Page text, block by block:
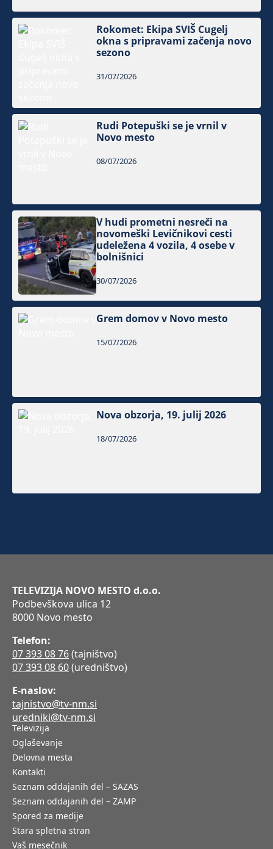
Rokomet: Ekipa SVIŠ Cugelj
okna s pripravami začenja novo
sezono
31/07/2026
Rudi Potepuški se je vrnil v
Novo mesto
08/07/2026
V hudi prometni nesreči na
novomeški Levičnikovi cesti
udeležena 4 vozila, 4 osebe v
bolnišnici
30/07/2026
Grem domov v Novo mesto
15/07/2026
Nova obzorja, 19. julij 2026
18/07/2026
TELEVIZIJA NOVO MESTO d.o.o.
Podbevškova ulica 12
8000 Novo mesto
Telefon:
07 393 08 76(tajništvo)
07 393 08 60(uredništvo)
E-naslov:
tajnistvo@tv-nm.si
uredniki@tv-nm.si
Televizija
Oglaševanje
Delovna mesta
Kontakti
Seznam oddajanih del – SAZAS
Seznam oddajanih del – ZAMP
Spored za medije
Stara spletna stran
Vaš mesečnik